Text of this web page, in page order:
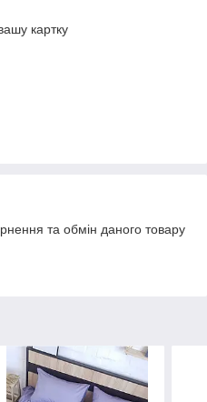
картку
та обмін даного товару